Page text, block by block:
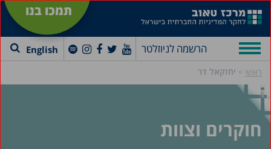
תמכו בנו
הרשמה לניוזלטר English
ראשי » יחזקאל דר
חוקרים וצוות